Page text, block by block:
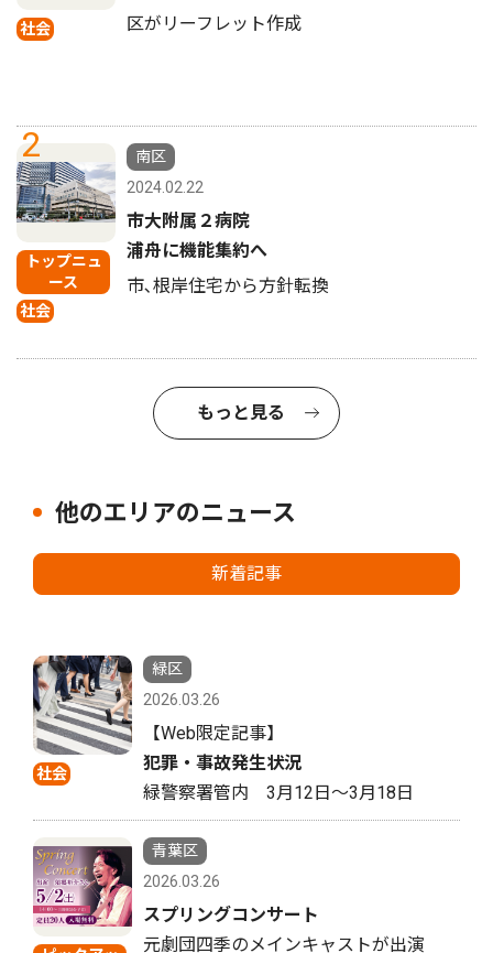
社会
区がリーフレット作成
2
トップニュ
ース
社会
南区
2024.02.22
市大附属２病院
浦舟に機能集約へ
市､根岸住宅から方針転換
もっと見る
他のエリアのニュース
新着記事
社会
緑区
2026.03.26
【Web限定記事】
犯罪・事故発生状況
緑警察署管内 3月12日〜3月18日
青葉区
2026.03.26
スプリングコンサート
元劇団四季のメインキャストが出演